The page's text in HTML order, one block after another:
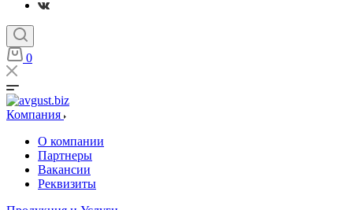
0
Компания
О компании
Партнеры
Вакансии
Реквизиты